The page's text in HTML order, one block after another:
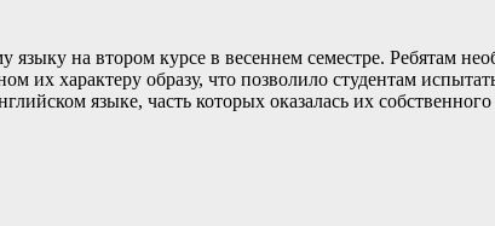
на втором курсе в весеннем семестре. Ребятам
их характеру образу, что позволило студентам
языке, часть которых оказалась их